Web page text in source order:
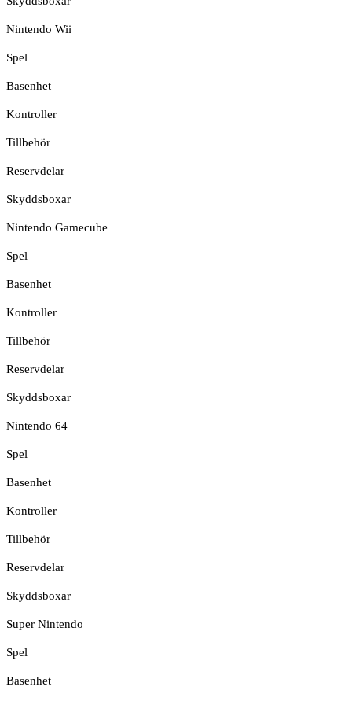
Nintendo Wii
Spel
Basenhet
Kontroller
Tillbehör
Reservdelar
Skyddsboxar
Nintendo Gamecube
Spel
Basenhet
Kontroller
Tillbehör
Reservdelar
Skyddsboxar
Nintendo 64
Spel
Basenhet
Kontroller
Tillbehör
Reservdelar
Skyddsboxar
Super Nintendo
Spel
Basenhet